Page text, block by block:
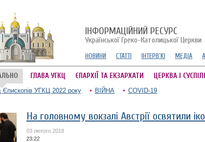
ІНФОРМАЦІЙНИЙ РЕСУРС
Української Греко-Католицької Церкви
НОВИНИ СТАТТІ ІНТЕРВ'Ю МЕДІА
ГЛАВА УГКЦ ЄПАРХІЇ ТА ЕКЗАРХАТИ ЦЕРКВА І
Єпископів УГКЦ 2022 року ВІЙНА COVID-19
На головному вокзалі Австрії освятили
03 лютого 2018
23:22